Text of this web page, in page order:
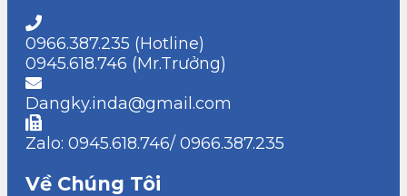
0966.387.235 (Hotline)
0945.618.746 (Mr.Trưởng)
Dangky.inda@gmail.com
Zalo: 0945.618.746/ 0966.387.235
Về Chúng Tôi